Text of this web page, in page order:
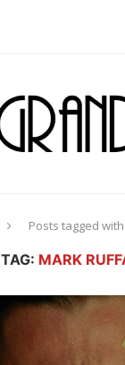
Posts tagged
TAG: MARK